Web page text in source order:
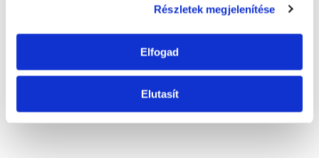
elhelyezkedéséről pár méteres pontossággal
Az Ön készülékén beazonosítása annak konkrét
tulajdonságainak (ujjlenyomat) aktív ellenőrzésével
Tudjon meg többet személyes adatainak feldolgozási
pontban. Bármikor módosíthatja vagy visszavonhatja a
Részletek megjelenítése
Elfogad
Elutasít
FacebookTwitterLinkedInWhatsApp
Email
Ez is érdekelheti